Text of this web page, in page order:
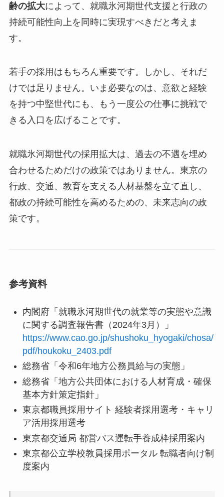
齢の拡大によって、就職氷河期世代支援と行政の
持続可能性向上を同時に実現すべきだと考えま
す。
若手の採用はもちろん重要です。しかし、それだ
けでは足りません。いま必要なのは、意欲と経験
を持つ中堅世代にも、もう一度公の仕事に挑戦で
きる入口を広げることです。
就職氷河期世代の採用拡大は、過去の不遇を埋め
合わせるためだけの政策ではありません。東京の
行政、交通、教育を支える人材基盤を立て直し、
都政の持続可能性を高めるための、未来志向の政
策です。
参考資料
内閣府「就職氷河期世代の就業等の実態や意識
に関する調査報告書（2024年3月）」
https://www.cao.go.jp/shushoku_hyogaki/chosa/
pdf/houkoku_2403.pdf
総務省「令和6年地方公務員給与の実態」
総務省「地方公共団体における人材育成・確保
基本方針策定指針」
東京都職員採用サイト 経験者採用選考・キャリ
ア活用採用選考
東京都交通局 都営バス運転手養成枠採用案内
東京都公立学校教員採用ポータル 転職者向け制
度案内